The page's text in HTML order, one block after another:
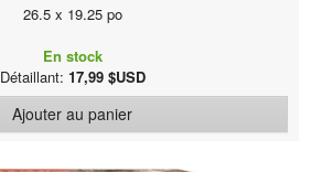
26.5 x 19.25 po
En stock
Détaillant: 17,99 $USD
Ajouter au panier